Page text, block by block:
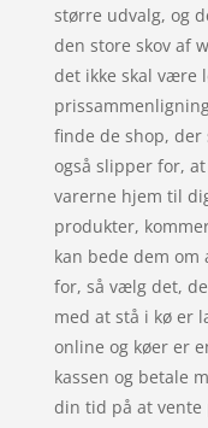
større udvalg, og
den store skov af
det ikke skal være
finde de shop,
også slipper for,
varerne hjem til
produkter,
kan bede dem
for, så vælg det,
med at stå i kø er
online og køer er
kassen og betale
din tid på at vente